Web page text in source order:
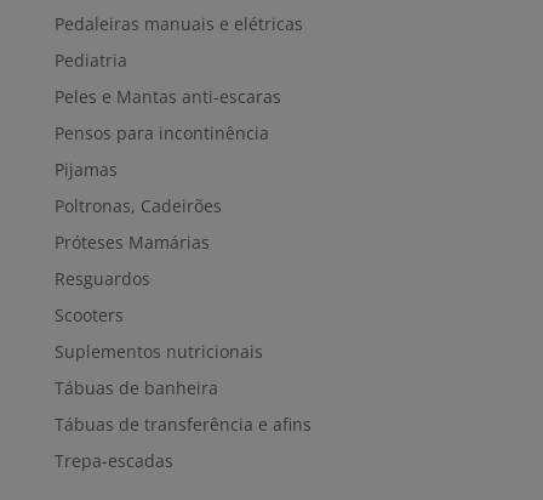
Pedaleiras manuais e elétricas
Pediatria
Peles e Mantas anti-escaras
Pensos para incontinência
Pijamas
Poltronas, Cadeirões
Próteses Mamárias
Resguardos
Scooters
Suplementos nutricionais
Tábuas de banheira
Tábuas de transferência e afins
Trepa-escadas